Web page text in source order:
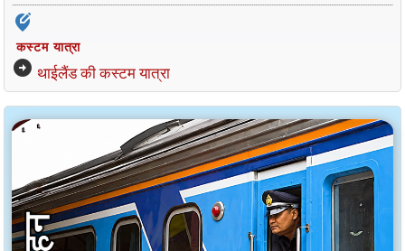
edit_location_alt
कस्टम यात्रा
arrow_circle_right थाईलैंड की कस्टम यात्रा